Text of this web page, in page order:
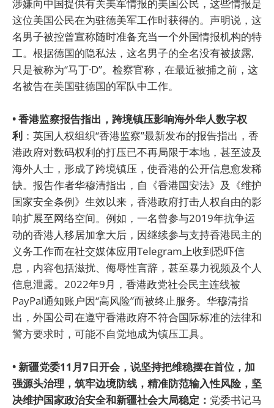
涉嫌向中国提供有关美军情报的美国公民，这些情报是
这位美国公民在为驻德美军工作时获得的。声明说，这
名男子被控曾宣称随时准备充当一个外国情报机构的特
工。根据德国的隐私法，这名男子的全名没有被披露,
只是被称为“马丁·D”。检察官称，在最近被捕之前，这
名被告在美国驻德国的军队中工作。
• 香港监察报告指出，跨境镇压影响海外华人数字权
利 ：英国人权组织“香港监察”最新发布的报告指出，香
港政府对数码权利的打压已不再局限于本地，甚至波及
海外人士，形成了跨境镇压，使香港的公开信息愈发稀
缺。报告作者华穆清指出，自《香港国安法》及《维护
国家安全条例》生效以来，香港政府打击人权自由的影
响扩展至网络空间。例如，一名曾参与2019年抗争运
动的香港人移居加拿大后，因继续参与支持香港民主的
义务工作而在社交媒体应用Telegram上收到恐吓信
息，内容包括滋扰、侮辱性言辞，甚至暴力视频及个人
信息泄露。2022年9月，香港政党社会民主连线被
PayPal通知账户因“高风险”而被终止服务。华穆清指
出，外国公司在遵守香港政府不符合国际标准的法律和
警方要求时，可能不自觉地成为镇压工具。
• 新疆党委11月7日开会，说坚持把维稳摆在首位，加
强源头治理，筑牢边境防线，精准防范输入性风险，坚
决维护国家政治安全和新疆社会大局稳定： 党委书记马